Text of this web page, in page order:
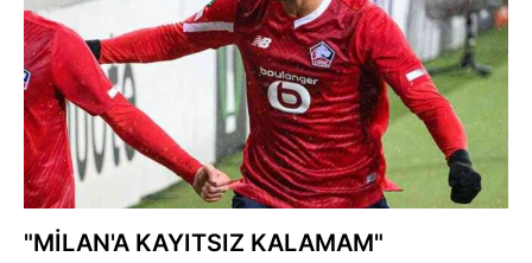
"MİLAN'A KAYITSIZ KALAMAM"